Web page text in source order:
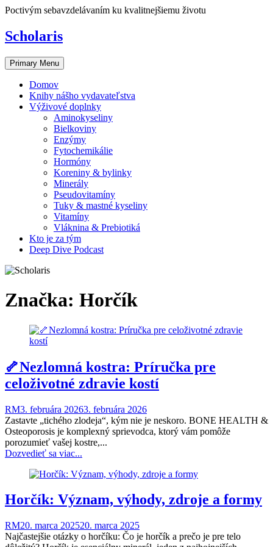
Skip
content
Poctivým sebavzdelávaním ku kvalitnejšiemu životu
Scholaris
Primary Menu
Domov
Knihy nášho vydavateľstva
Výživové doplnky
Aminokyseliny
Bielkoviny
Enzýmy
Fytochemikálie
Hormóny
Koreniny & bylinky
Minerály
Pseudovitamíny
Tuky & mastné kyseliny
Vitamíny
Vláknina & Prebiotiká
Kto je za tým
Deep Dive Podcast
Značka: Horčík
🦴Nezlomná kostra: Príručka pre
celoživotné zdravie kostí
RM3. februára 20263. februára 2026
Zastavte „tichého zlodeja“, kým nie je neskoro. BONE HEALTH &
Osteoporosis je komplexný sprievodca, ktorý vám pomôže
porozumieť vašej kostre,...
Dozvedieť sa viac...
Horčík: Význam, výhody, zdroje a formy
RM20. marca 202520. marca 2025
Najčastejšie otázky o horčíku: Čo je horčík a prečo je pre telo